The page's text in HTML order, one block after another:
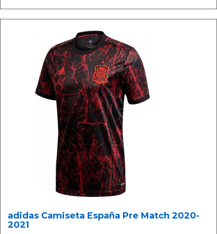
adidas Camiseta España Pre Match 2020-
2021